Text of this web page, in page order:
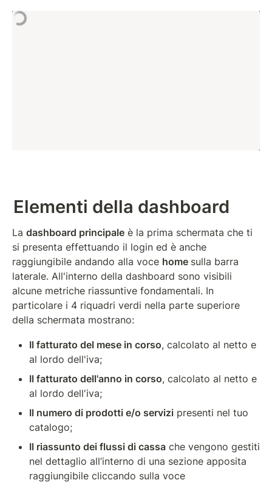
Elementi della dashboard
La dashboard principale è la prima schermata che ti
si presenta effettuando il login ed è anche
raggiungibile andando alla voce home sulla barra
laterale. All'interno della dashboard sono visibili
alcune metriche riassuntive fondamentali. In
particolare i 4 riquadri verdi nella parte superiore
della schermata mostrano:
Il fatturato del mese in corso, calcolato al netto e
al lordo dell'iva;
Il fatturato dell'anno in corso, calcolato al netto e
al lordo dell'iva;
Il numero di prodotti e/o servizi presenti nel tuo
catalogo;
Il riassunto dei flussi di cassa che vengono gestiti
nel dettaglio all’interno di una sezione apposita
raggiungibile cliccando sulla voce